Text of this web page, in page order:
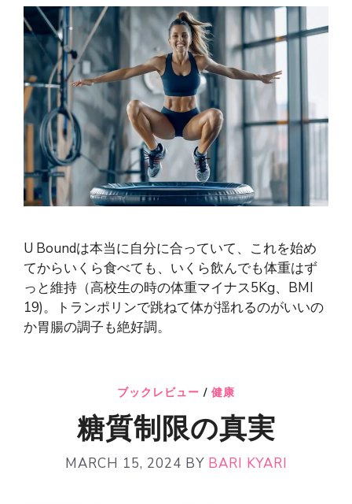
U Boundは本当に自分に合っていて、これを始め
てからいくら食べても、いくら飲んでも体重はず
っと維持（高校生の時の体重マイナス5Kg、BMI
19)。トランポリンで跳ねて体が揺れるのがいいの
か胃腸の調子も絶好調。
ブックレビュー / 健康
糖質制限の真実
MARCH 15, 2024 BY BARI KYARI